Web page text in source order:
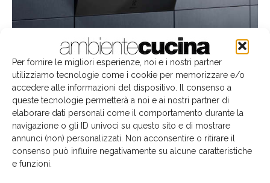
Per fornire le migliori esperienze, noi e i nostri partner
utilizziamo tecnologie come i cookie per memorizzare e/o
accedere alle informazioni del dispositivo. Il consenso a
queste tecnologie permetterà a noi e ai nostri partner di
elaborare dati personali come il comportamento durante la
navigazione o gli ID univoci su questo sito e di mostrare
annunci (non) personalizzati. Non acconsentire o ritirare il
consenso può influire negativamente su alcune caratteristiche
e funzioni.
Il modello combinato a microonde CombiQuick Matte Black
I MICROONDE CON L'AGGIUNTA DEL GRILL
Oltre ai forni compattiElectroluxha sviluppato anche
quattro modelli a microonde con grill.Semplice da
utilizzare e dotato di17 funzioni cottura, il forno a
microonde CombiQuick®garantisce risultati perfetti
in tempi più rapidi rispetto a un modello standard: